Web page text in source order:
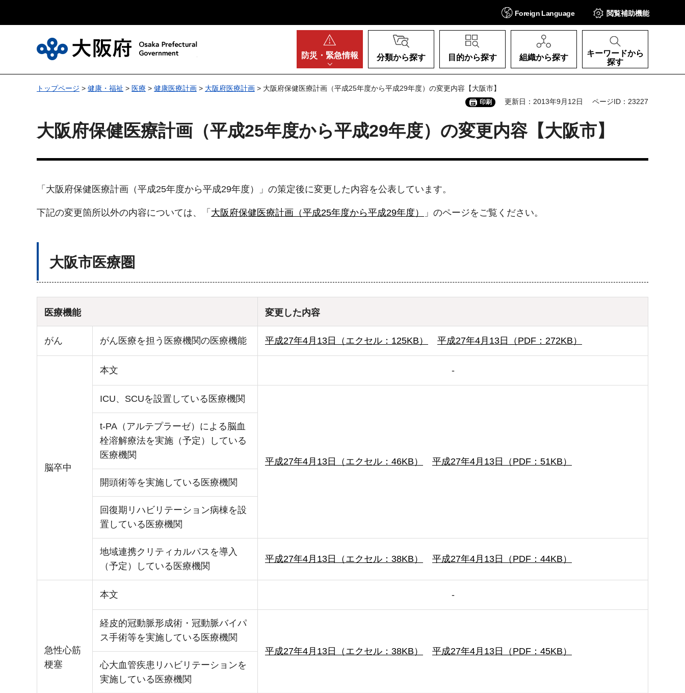
Foreign Language 閲覧補助機能
防災・ 緊急情報 分類から探す 目的から探す 組織から探す
キーワードから
探す
トップページ > 健康・福祉 > 医療 > 健康医療計画 > 大阪府医療計画 > 大阪府保健医療計画（平成25年度から平成29年度）の変更内容【大阪市】
印刷 更新日：2013年9月12日 ページID：23227
大阪府保健医療計画（平成25年度から平成29年度）の変更内容【大阪市】
「大阪府保健医療計画（平成25年度から平成29年度）」の策定後に変更した内容を公表しています。
下記の変更箇所以外の内容については、「 大阪府保健医療計画（平成25年度から平成29年度） 」のページをご覧ください。
大阪市医療圏
医療機能 変更した内容
がん がん医療を担う医療機関の医療機能 平成27年4月13日（エクセル：125KB） 平成27年4月13日（PDF：272KB）
脳卒中
本文 -
ICU、SCUを設置している医療機関
平成27年4月13日（エクセル：46KB） 平成27年4月13日（PDF：51KB）
t-PA（アルテプラーゼ）による脳血
栓溶解療法を実施（予定）している
医療機関
開頭術等を実施している医療機関
回復期リハビリテーション病棟を設
置している医療機関
地域連携クリティカルパスを導入
（予定）している医療機関
平成27年4月13日（エクセル：38KB） 平成27年4月13日（PDF：44KB）
急性心筋
梗塞
本文 -
経皮的冠動脈形成術・冠動脈バイパ
ス手術等を実施している医療機関
平成27年4月13日（エクセル：38KB）
平成27年4月13日（PDF：45KB）
心大血管疾患リハビリテーションを
実施している医療機関